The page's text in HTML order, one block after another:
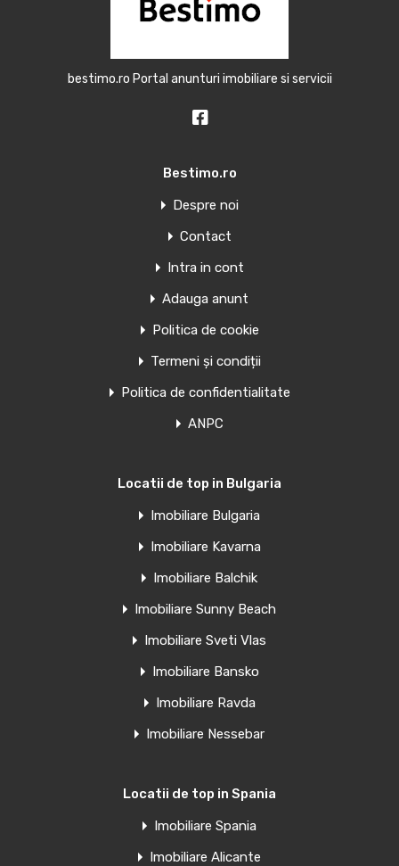
bestimo.ro Portal anunturi imobiliare si servicii
Bestimo.ro
Despre noi
Contact
Intra in cont
Adauga anunt
Politica de cookie
Termeni și condiții
Politica de confidentialitate
ANPC
Locatii de top in Bulgaria
Imobiliare Bulgaria
Imobiliare Kavarna
Imobiliare Balchik
Imobiliare Sunny Beach
Imobiliare Sveti Vlas
Imobiliare Bansko
Imobiliare Ravda
Imobiliare Nessebar
Locatii de top in Spania
Imobiliare Spania
Imobiliare Alicante